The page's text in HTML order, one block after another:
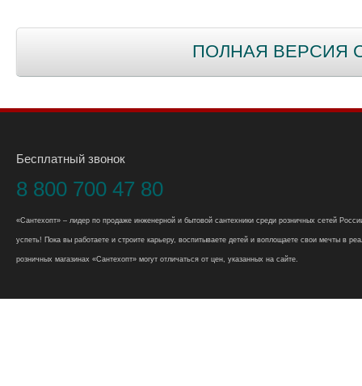
ПОЛНАЯ ВЕРСИЯ
Бесплатный звонок
8 800 700 47 80
«Сантехопт» – лидер по продаже инженерной и бытовой сантехники среди розничных сетей
успеть! Пока вы работаете и строите карьеру, воспитываете детей и воплощаете свои мечты в
розничных магазинах «Сантехопт» могут отличаться от цен, указанных на сайте.